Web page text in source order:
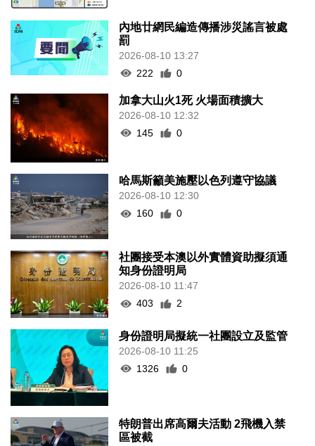
內地廿網民編造傳播涉災謠言被處
罰
2026-08-10 13:27
222
0
加拿大山火1死 火場面積擴大
2026-08-10 12:32
145
0
哈馬斯籲美施壓以色列遵守協議
2026-08-10 12:30
160
0
社團接受本澳以外實體資助擬須通
知身份證明局
2026-08-10 11:47
403
2
身份證明局擬統一社團設立及監管
2026-08-10 11:25
1326
0
特朗普出席高爾夫活動 2飛機入禁
區被截